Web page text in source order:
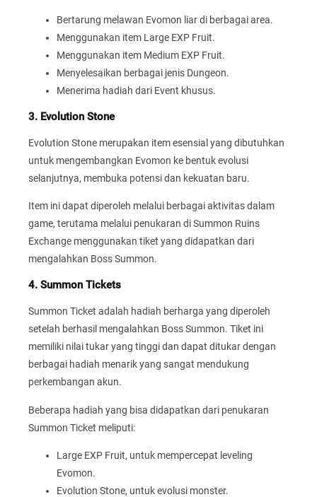
Bertarung melawan Evomon liar di berbagai area.
Menggunakan item Large EXP Fruit.
Menggunakan item Medium EXP Fruit.
Menyelesaikan berbagai jenis Dungeon.
Menerima hadiah dari Event khusus.
3. Evolution Stone
Evolution Stone merupakan item esensial yang dibutuhkan
untuk mengembangkan Evomon ke bentuk evolusi
selanjutnya, membuka potensi dan kekuatan baru.
Item ini dapat diperoleh melalui berbagai aktivitas dalam
game, terutama melalui penukaran di Summon Ruins
Exchange menggunakan tiket yang didapatkan dari
mengalahkan Boss Summon.
4. Summon Tickets
Summon Ticket adalah hadiah berharga yang diperoleh
setelah berhasil mengalahkan Boss Summon. Tiket ini
memiliki nilai tukar yang tinggi dan dapat ditukar dengan
berbagai hadiah menarik yang sangat mendukung
perkembangan akun.
Beberapa hadiah yang bisa didapatkan dari penukaran
Summon Ticket meliputi:
Large EXP Fruit, untuk mempercepat leveling
Evomon.
Evolution Stone, untuk evolusi monster.